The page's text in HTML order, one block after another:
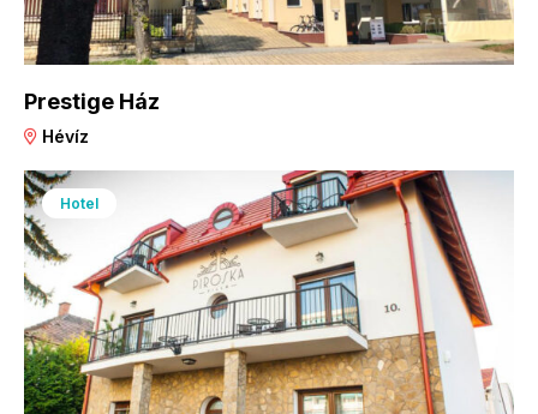
Prestige Ház
Hévíz
Hotel